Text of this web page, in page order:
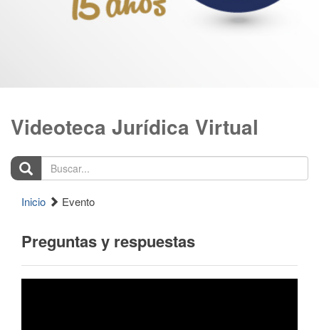
Videoteca Jurídica Virtual
Buscar...
Inicio Evento
Preguntas y respuestas